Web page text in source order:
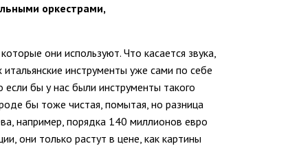
оркестрами,
они используют. Что касается звука,
инструменты уже сами по себе
бы у нас были инструменты такого
бы тоже чистая, помытая, но разница
например, порядка 140 миллионов евро
они только растут в цене, как картины